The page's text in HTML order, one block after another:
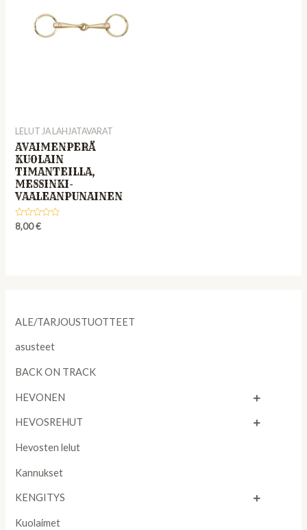
ALE/TARJOUSTUOTTEET
asusteet
BACK ON TRACK
HEVONEN
HEVOSREHUT
Hevosten lelut
Kannukset
KENGITYS
Kuolaimet
LELUT JA LAHJATAVARAT
AVAIMENPERÄ
KUOLAIN
TIMANTEILLA,
MESSINKI-
VAALEANPUNAINEN
Rated
8,00€